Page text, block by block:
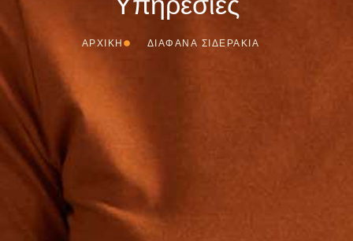
ΑΡΧΙΚΗ ΔΙΑΦΑΝΑ ΣΙΔΕΡΑΚΙΑ